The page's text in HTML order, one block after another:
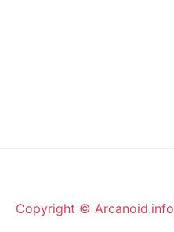
Copyright © Arcanoid.info